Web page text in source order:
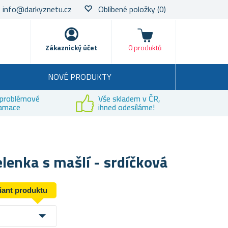
info@darkyznetu.cz Oblíbené položky(0)
Zákaznický účet
Nákupní košík
0 produktů
NOVÉ PRODUKTY
Vše skladem v ČR,
ihned odesíláme!
s mašlí - srdíčková
produktu